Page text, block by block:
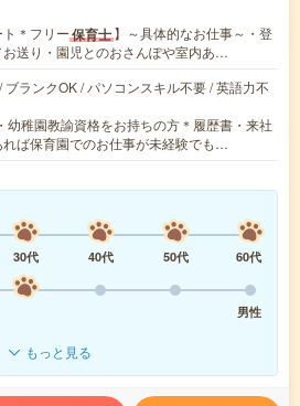
ト＊フリー保育士】～具体的なお仕事～・登
送り・園児とのおさんぽや室内あ…
ブランクOK / パソコンスキル不要 / 英語力不
幼稚園教諭資格をお持ちの方＊履歴書・来社
ば保育園でのお仕事が未経験でも…
30代 40代 50代
60代
男性
もっと見る